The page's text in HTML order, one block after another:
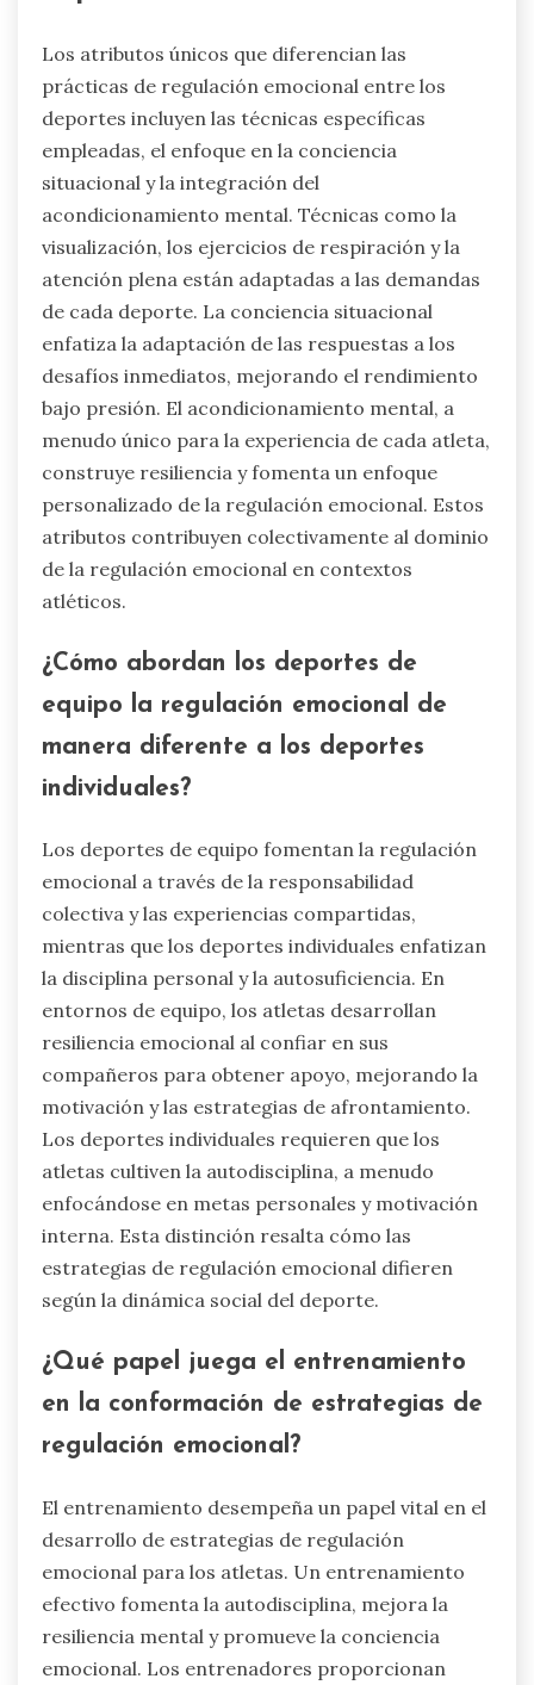
Los atributos únicos que diferencian las
prácticas de regulación emocional entre los
deportes incluyen las técnicas específicas
empleadas, el enfoque en la conciencia
situacional y la integración del
acondicionamiento mental. Técnicas como la
visualización, los ejercicios de respiración y la
atención plena están adaptadas a las demandas
de cada deporte. La conciencia situacional
enfatiza la adaptación de las respuestas a los
desafíos inmediatos, mejorando el rendimiento
bajo presión. El acondicionamiento mental, a
menudo único para la experiencia de cada atleta,
construye resiliencia y fomenta un enfoque
personalizado de la regulación emocional. Estos
atributos contribuyen colectivamente al dominio
de la regulación emocional en contextos
atléticos.
¿Cómo abordan los deportes de
equipo la regulación emocional de
manera diferente a los deportes
individuales?
Los deportes de equipo fomentan la regulación
emocional a través de la responsabilidad
colectiva y las experiencias compartidas,
mientras que los deportes individuales enfatizan
la disciplina personal y la autosuficiencia. En
entornos de equipo, los atletas desarrollan
resiliencia emocional al confiar en sus
compañeros para obtener apoyo, mejorando la
motivación y las estrategias de afrontamiento.
Los deportes individuales requieren que los
atletas cultiven la autodisciplina, a menudo
enfocándose en metas personales y motivación
interna. Esta distinción resalta cómo las
estrategias de regulación emocional difieren
según la dinámica social del deporte.
¿Qué papel juega el entrenamiento
en la conformación de estrategias de
regulación emocional?
El entrenamiento desempeña un papel vital en el
desarrollo de estrategias de regulación
emocional para los atletas. Un entrenamiento
efectivo fomenta la autodisciplina, mejora la
resiliencia mental y promueve la conciencia
emocional. Los entrenadores proporcionan